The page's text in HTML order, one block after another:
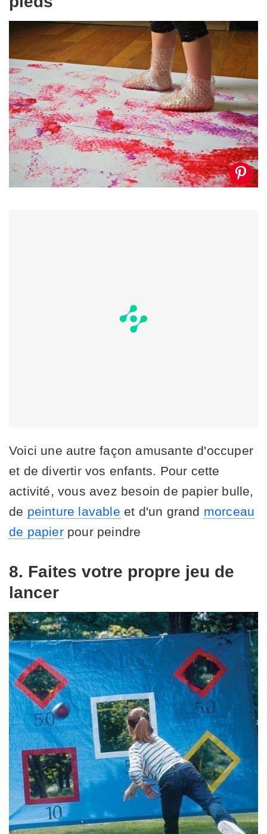
Voici une autre façon amusante d'occuper
et de divertir vos enfants. Pour cette
activité, vous avez besoin de papier bulle,
de peinture lavable et d'un grand morceau
de papierpour peindre
8. Faites votre propre jeu de
lancer